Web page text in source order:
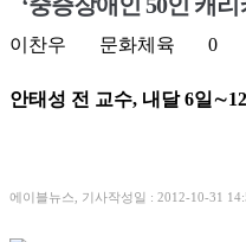
이찬우 문화체육 0
안태성 전 교수, 내달 6일
에이블뉴스, 기사작성일 : 2012-10-31